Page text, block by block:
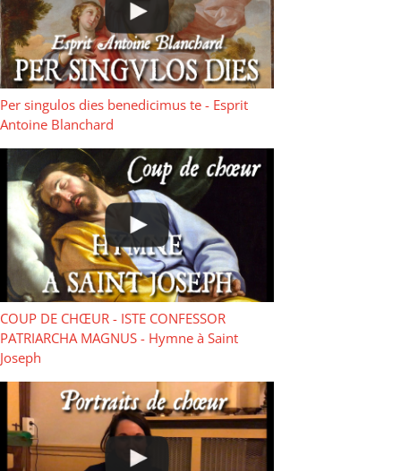
Per singulos dies benedicimus te - Esprit
Antoine Blanchard
COUP DE CHŒUR - ISTE CONFESSOR
PATRIARCHA MAGNUS - Hymne à Saint
Joseph